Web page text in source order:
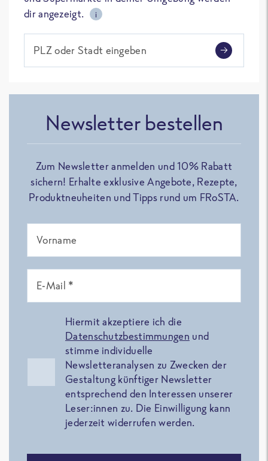
dir angezeigt.
i
PLZ oder Stadt eingeben
Newsletter bestellen
Zum Newsletter anmelden und 10% Rabatt
sichern! Erhalte exklusive Angebote, Rezepte,
Produktneuheiten und Tipps rund um FRoSTA.
Vorname
E-Mail *
Hiermit akzeptiere ich die
Datenschutzbestimmungen und
stimme individuelle
Newsletteranalysen zu Zwecken der
Gestaltung künftiger Newsletter
entsprechend den Interessen unserer
Leser:innen zu. Die Einwilligung kann
jederzeit widerrufen werden.